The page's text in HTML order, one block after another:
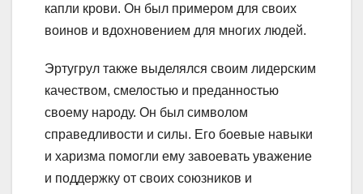
капли крови. Он был примером для своих
воинов и вдохновением для многих людей.
Эртугрул также выделялся своим лидерским
качеством, смелостью и преданностью
своему народу. Он был символом
справедливости и силы. Его боевые навыки
и харизма помогли ему завоевать уважение
и поддержку от своих союзников и